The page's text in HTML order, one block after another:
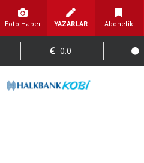
Foto Haber YAZARLAR Abonelik
0.0